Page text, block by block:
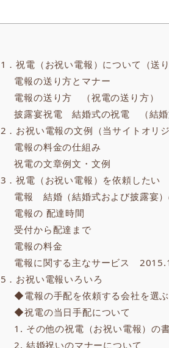
1．祝電（お祝い電報）について（送
電報の送り方とマナー
電報の送り方 （祝電の送り方）
披露宴祝電 結婚式の祝電 （結婚
2．お祝い電報の文例（当サイトオリ
電報の料金の仕組み
祝電の文章例文・文例
3．祝電（お祝い電報）を依頼した
電報 結婚（結婚式および披露宴）
電報の 配達時間
受付から配達まで
電報の料金
電報に関する主なサービス
5．お祝い電報いろいろ
◆電報の手配を依頼する会社を選
◆祝電の当日手配について
1. その他の祝電（お祝い電報）の
2. 結婚祝いのマナーについて